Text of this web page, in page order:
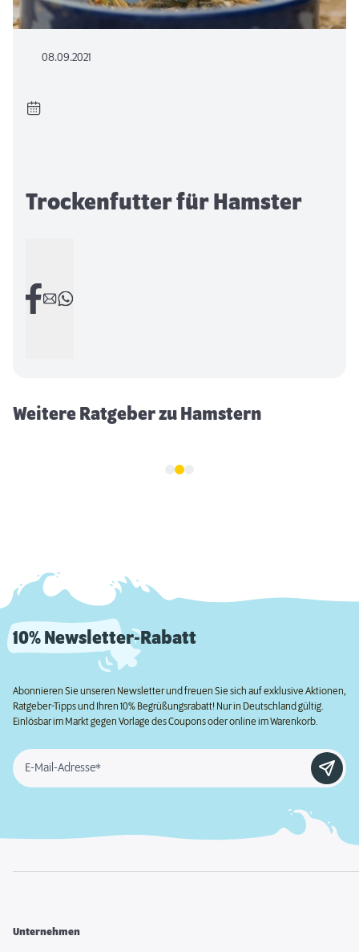
08.09.2021
Trockenfutter für Hamster
Weitere Ratgeber zu Hamstern
10% Newsletter-Rabatt
Abonnieren Sie unseren Newsletter und freuen Sie sich auf exklusive Aktionen,
Ratgeber-Tipps und Ihren 10% Begrüßungsrabatt! Nur in Deutschland gültig.
Einlösbar im Markt gegen Vorlage des Coupons oder online im Warenkorb.
E-Mail-Adresse*
Unternehmen